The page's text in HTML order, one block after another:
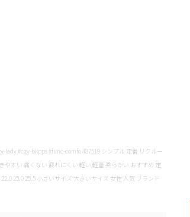
lady #cgy-bkpps #func-comfo 487519 シンプル 定番 リクルー
やすい 痛くない 疲れにくい 軽い 軽量 柔らかい おすすめ 定
25.0 25.5 小さいサイズ 大きいサイズ 女性 人気 ブランド